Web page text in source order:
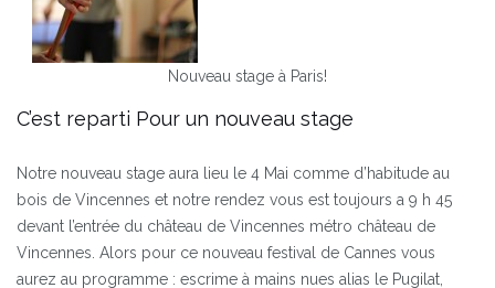
Nouveau stage à Paris!
C’est reparti Pour un nouveau stage
Notre nouveau stage aura lieu le 4 Mai comme d’habitude au
bois de Vincennes et notre rendez vous est toujours a 9 h 45
devant l’entrée du château de Vincennes métro château de
Vincennes. Alors pour ce nouveau festival de Cannes vous
aurez au programme : escrime à mains nues alias le Pugilat,